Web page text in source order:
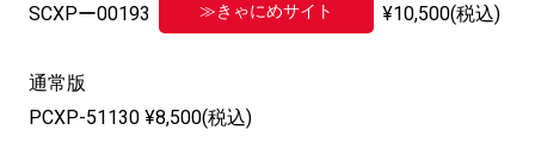
SCXPー00193
≫きゃにめサイト ¥10,500(税込)
通常版
PCXP-51130 ¥8,500(税込)